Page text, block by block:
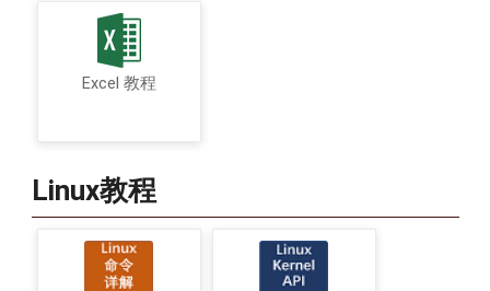
Excel 教程
Linux教程